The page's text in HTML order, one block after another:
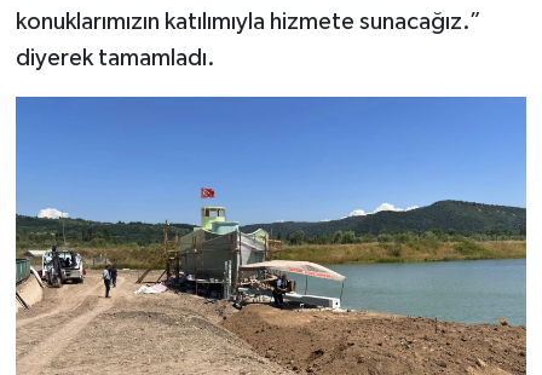
konuklarımızın katılımıyla hizmete sunacağız.”
diyerek tamamladı.